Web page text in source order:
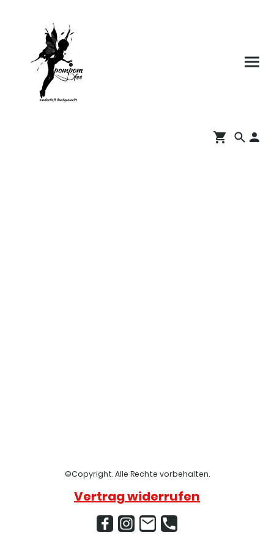
©Copyright. Alle Rechte vorbehalten.
Vertrag widerrufen